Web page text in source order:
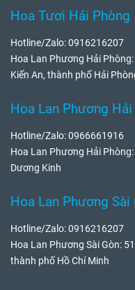
Hoa Tươi Hải Phòng
Hotline/Zalo: 0916216207
Hoa Lan Phương Hải
Kiến An, thành phố Hải
Hoa Lan Phương
Hotline/Zalo: 0966661916
Hoa Lan Phương Hải
Dương Kinh
Hoa Lan Phương Sài
Hotline/Zalo: 0916216207
Hoa Lan Phương Sài Gòn:
thành phố Hồ Chí Minh